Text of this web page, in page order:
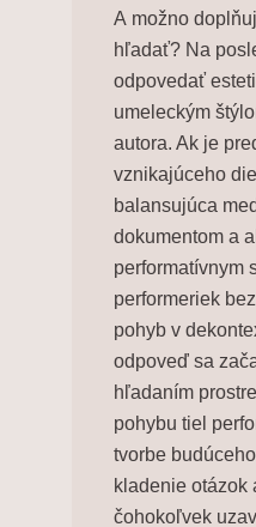
A možno
hľadať? Na
odpovedať
umeleckým
autora. Ak je
vznikajúceho
balansujúca
dokumentom a
performatívnym
performeriek
pohyb v
odpoveď sa
hľadaním
pohybu tiel
tvorbe
kladenie otázok
čohokoľvek